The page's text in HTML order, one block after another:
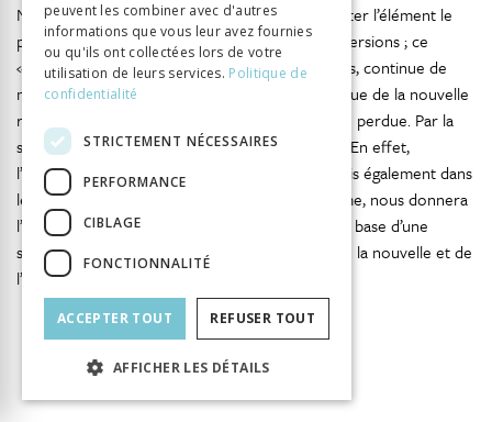
Nous allons répondre à cette question et détecter l’élément le
plus marquant dans la trajectoire des deux conversions ; ce
«quelque chose» qui, pour plusieurs converti·e·s, continue de
marquer leur conversion et sans lequel la pratique de la nouvelle
religion se serait peut-être affaiblie, voire même perdue. Par la
suite, nous allons examiner les fêtes religieuses. En effet,
l’importance des fêtes religieuses, en Suisse, mais également dans
les pays d’origine des converti·e·s au christianisme, nous donnera
l’opportunité de creuser ultérieurement – sur la base d’une
situation concrète – la façon dont la pratique de la nouvelle et de
l’ancienne religion est vécue par ces personnes.
INFORMATION
peuvent les combiner avec d'autres
informations que vous leur avez fournies
ou qu'ils ont collectées lors de votre
utilisation de leurs services. Politique de
confidentialité
STRICTEMENT NÉCESSAIRES
PERFORMANCE
CIBLAGE
FONCTIONNALITÉ
ACCEPTER TOUT REFUSER TOUT
AFFICHER LES DÉTAILS